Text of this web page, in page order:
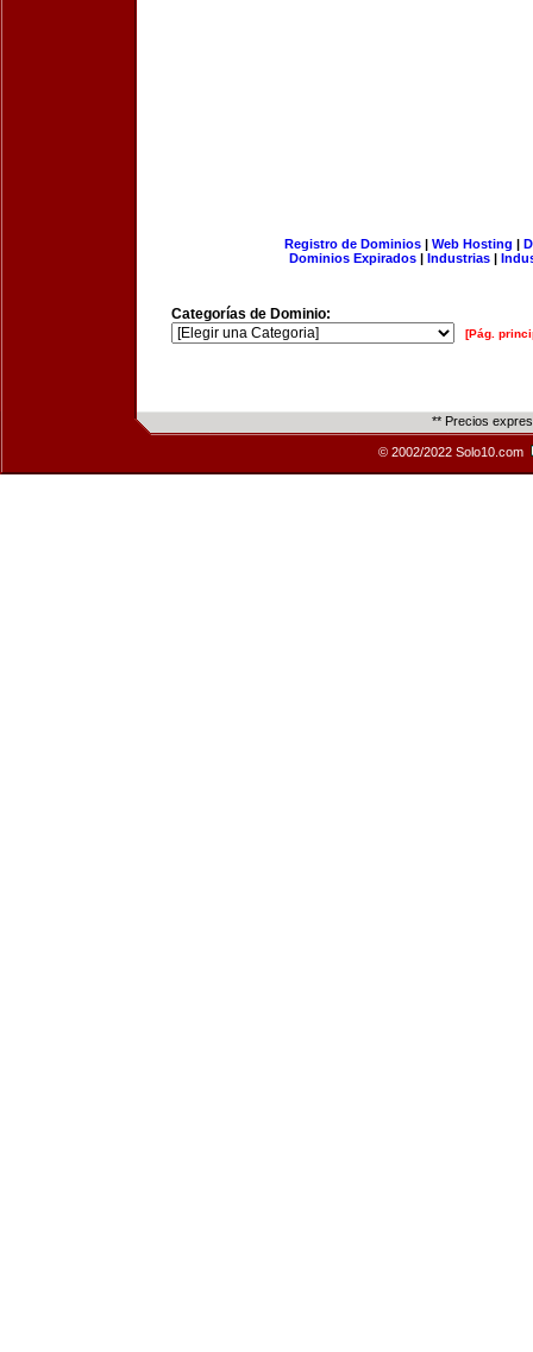
Registro de Dominios| Web Hosting |
Dominios Expirados | Industrias |
Categorías de Dominio:
[Pág.
** Precios
© 2002/2022 Solo10.com